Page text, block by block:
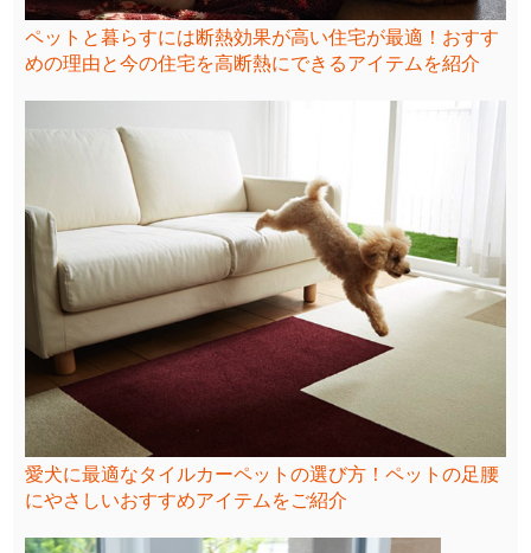
ペットと暮らすには断熱効果が高い住宅が最適！おすす
めの理由と今の住宅を高断熱にできるアイテムを紹介
愛犬に最適なタイルカーペットの選び方！ペットの足腰
にやさしいおすすめアイテムをご紹介